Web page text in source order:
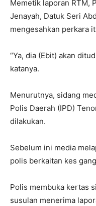
Memetik laporan RTM,
Jenayah, Datuk Seri
mengesahkan perkara
“Ya, dia (Ebit) akan
katanya.
Menurutnya, sidang
Polis Daerah (IPD)
dilakukan.
Sebelum ini media
polis berkaitan kes
Polis membuka kertas
susulan menerima